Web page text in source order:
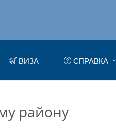
ВИЗА СПРАВКА
району